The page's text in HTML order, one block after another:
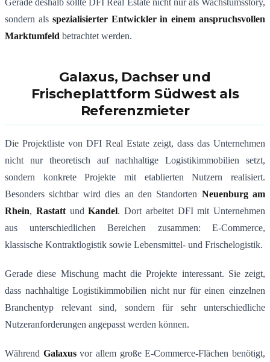
Gerade deshalb sollte DFI Real Estate nicht nur als Wachstumsstory,
sondern als spezialisierter Entwickler in einem anspruchsvollen
Marktumfeld betrachtet werden.
Galaxus, Dachser und
Frischeplattform Südwest als
Referenzmieter
Die Projektliste von DFI Real Estate zeigt, dass das Unternehmen
nicht nur theoretisch auf nachhaltige Logistikimmobilien setzt,
sondern konkrete Projekte mit etablierten Nutzern realisiert.
Besonders sichtbar wird dies an den Standorten Neuenburg am
Rhein, RastattundKandel. Dort arbeitet DFI mit Unternehmen
aus unterschiedlichen Bereichen zusammen: E-Commerce,
klassische Kontraktlogistik sowie Lebensmittel- und Frischelogistik.
Gerade diese Mischung macht die Projekte interessant. Sie zeigt,
dass nachhaltige Logistikimmobilien nicht nur für einen einzelnen
Branchentyp relevant sind, sondern für sehr unterschiedliche
Nutzeranforderungen angepasst werden können.
Während Galaxusvor allem große E-Commerce-Flächen benötigt,